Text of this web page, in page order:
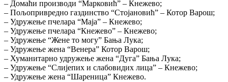
– Домаћи производи “Марковић” – Кнежево;
– Пољопривредно газдинство “Стојановић” – Котор Варош;
– Удружење пчелара “Маја” – Кнежево;
– Удружење пчелара “Кнежево” – Кнежево;
– Удружење “Жене то могу” Бања Лука;
– Удружење жена “Венера” Котор Варош;
– Хуманитарно удружење жена “Дуга” Бања Лука;
– Удружење “Слијепих и слабовидих лица” – Кнежево;
– Удружење жена “Шареница” Кнежево.